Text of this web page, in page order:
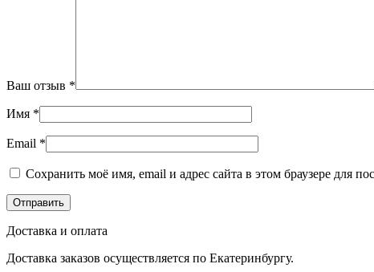
Ваш отзыв *
Имя *
Email *
Сохранить моё имя, email и адрес сайта в этом браузере для
Доставка и оплата
Доставка заказов осуществляется по Екатеринбургу.